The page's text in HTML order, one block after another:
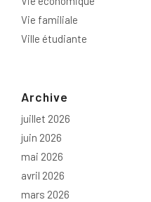
Vie familiale
Ville étudiante
Archive
juillet 2026
juin 2026
mai 2026
avril 2026
mars 2026